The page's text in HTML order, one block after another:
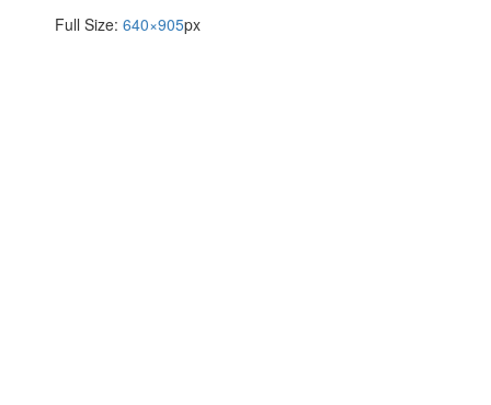
Full Size: 640×905px